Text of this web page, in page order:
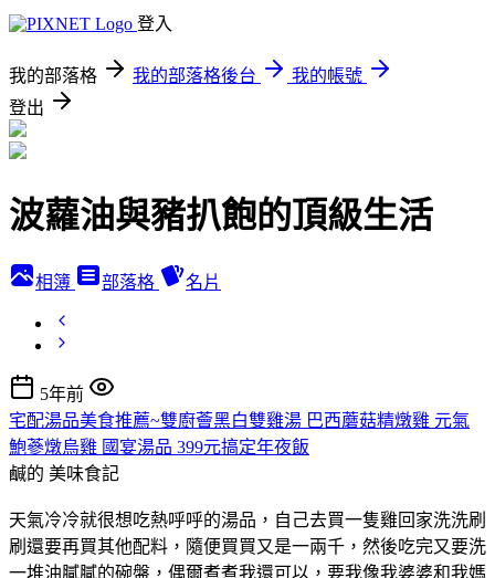
登入
我的部落格 我的部落格後台
我的帳號
登出
波蘿油與豬扒飽的頂級生活
相簿 部落格 名片
5年前
宅配湯品美食推薦~雙廚薈黑白雙雞湯 巴西蘑菇精燉雞 元氣
鮑蔘燉烏雞 國宴湯品 399元搞定年夜飯
鹹的 美味食記
天氣冷冷就很想吃熱呼呼的湯品，自己去買一隻雞回家洗洗刷
刷還要再買其他配料，隨便買買又是一兩千，然後吃完又要洗
一堆油膩膩的碗盤，偶爾煮煮我還可以，要我像我婆婆和我媽